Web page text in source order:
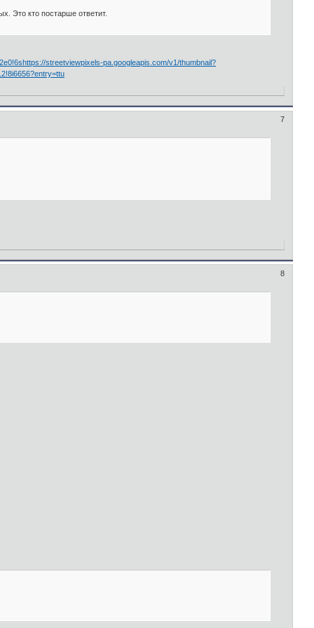
Это кто постарше ответит.
streetviewpixels-pa.googleapis.com/v1/thumbnail?
7
8